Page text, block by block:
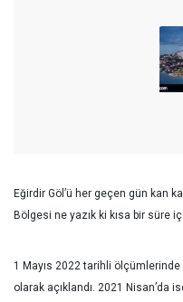
Eğirdir Göl’ü her geçen gün kan
Bölgesi ne yazık ki kısa bir süre
1 Mayıs 2022 tarihli ölçümlerinde
olarak açıklandı. 2021 Nisan’da